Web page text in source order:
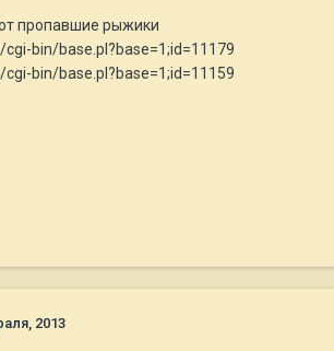
пропавшие рыжики
bin/base.pl?base=1;id=11179
bin/base.pl?base=1;id=11159
2013